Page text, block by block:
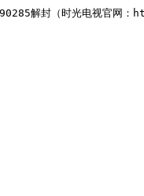
解封（时光电视官